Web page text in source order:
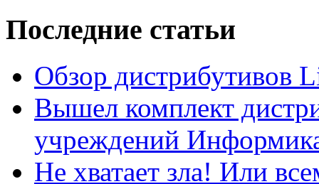
Последние статьи
Обзор дистрибутивов
Вышел комплект
учреждений
Не хватает зла! Или